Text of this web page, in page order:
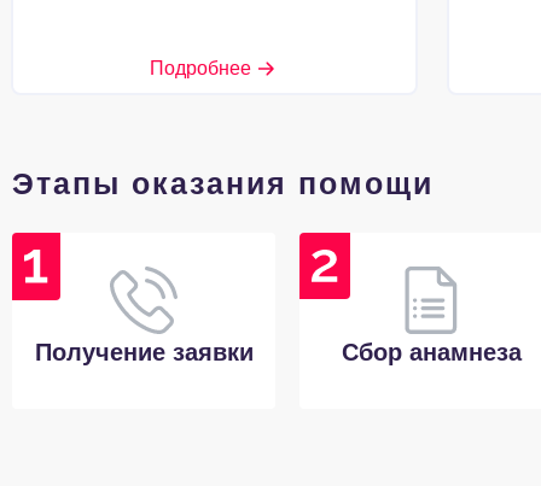
Подробнее
Этапы оказания помощи
Получение заявки Сбор анамнеза